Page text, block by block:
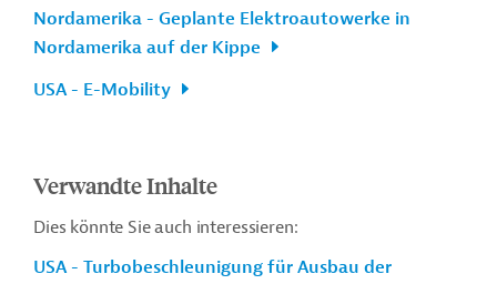
Nordamerika - Geplante Elektroautowerke in
Nordamerika auf der Kippe
USA - E-Mobility
Verwandte Inhalte
Dies könnte Sie auch interessieren:
USA - Turbobeschleunigung für Ausbau der